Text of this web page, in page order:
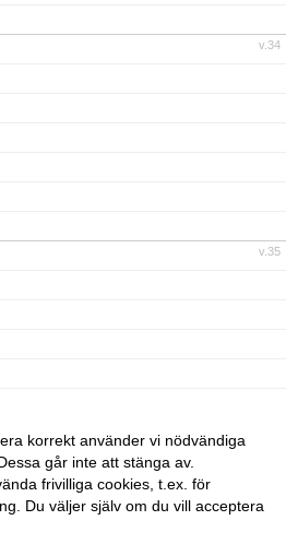
v.34
v.35
korrekt använder vi nödvändiga
går inte att stänga av.
frivilliga cookies, t.ex. för
Du väljer själv om du vill acceptera